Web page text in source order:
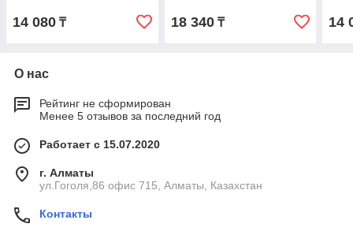
14 080 ₸ 18 340₸ 14
О нас
Рейтинг не сформирован
Менее 5 отзывов за последний год
Работает с 15.07.2020
г. Алматы
ул.Гоголя,86 офис 715, Алматы, Казахстан
Контакты